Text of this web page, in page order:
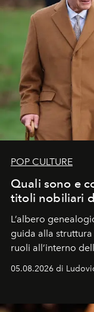
POP CULTURE
Quali sono e
titoli nobiliari
L’albero
guida alla
ruoli all’interno
05.08.2026 di